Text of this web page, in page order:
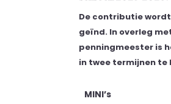
De contributie
geïnd. In overleg
penningmeester is
in twee termijnen te
MINI’s